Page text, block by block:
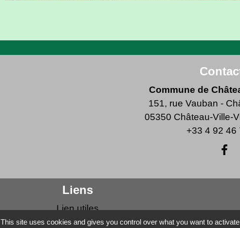
Commune de
151, rue Vauban -
05350 Château-Ville-
+33 4 92 46
Liens
Lien utiles
Actualités
This site uses cookies and gives you control over what you want to activate